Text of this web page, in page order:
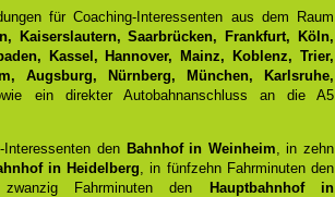
für Coaching-Interessenten aus dem Raum
Kaiserslautern, Saarbrücken, Frankfurt, Köln,
Kassel, Hannover, Mainz, Koblenz, Trier,
Augsburg, Nürnberg, München, Karlsruhe,
ein direkter Autobahnanschluss an die A5
Interessenten den Bahnhof in Weinheim, in zehn
in Heidelberg, in fünfzehn Fahrminuten den
Fahrminuten den
Hauptbahnhof in